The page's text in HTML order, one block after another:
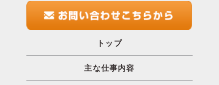
トップ
主な仕事内容